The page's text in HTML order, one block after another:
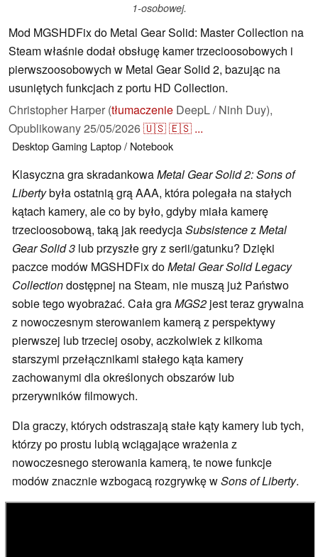
1-osobowej.
Mod MGSHDFix do Metal Gear Solid: Master Collection na
Steam właśnie dodał obsługę kamer trzecioosobowych i
pierwszoosobowych w Metal Gear Solid 2, bazując na
usuniętych funkcjach z portu HD Collection.
Christopher Harper (tłumaczenie DeepL / Ninh Duy),
Opublikowany25/05/2026🇺🇸🇪🇸 ...
DesktopGaming Laptop / Notebook
Klasyczna gra skradankowaMetal Gear Solid 2: Sons of
Libertybyła ostatnią grą AAA, która polegała na stałych
kątach kamery, ale co by było, gdyby miała kamerę
trzecioosobową, taką jak reedycjaSubsistencezMetal
Gear Solid 3 lub przyszłe gry z serii/gatunku? Dzięki
paczce modów MGSHDFix doMetal Gear Solid Legacy
Collectiondostępnej na Steam, nie muszą już Państwo
sobie tego wyobrażać. Cała graMGS2 jest teraz grywalna
z nowoczesnym sterowaniem kamerą z perspektywy
pierwszej lub trzeciej osoby, aczkolwiek z kilkoma
starszymi przełącznikami stałego kąta kamery
zachowanymi dla określonych obszarów lub
przerywników filmowych.
Dla graczy, których odstraszają stałe kąty kamery lub tych,
którzy po prostu lubią wciągające wrażenia z
nowoczesnego sterowania kamerą, te nowe funkcje
modów znacznie wzbogacą rozgrywkę wSons of Liberty.